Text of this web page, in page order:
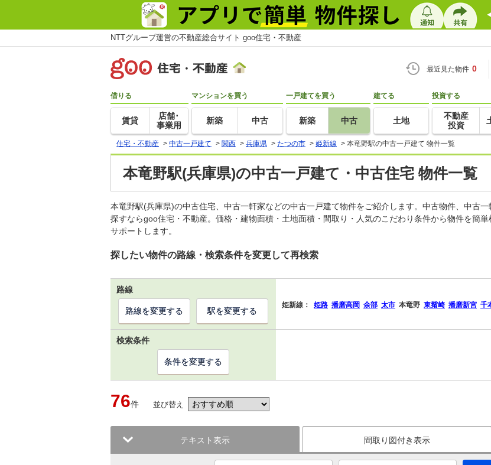
NTTグループ運営の不動産総合サイト goo住宅・不動産
最近見た物件 0
借りる
賃貸
店舗･
事業用
マンションを買う
新築 中古
一戸建てを買う
新築 中古
建てる
土地
投資する
不動産
投資
住宅・不動産 > 中古一戸建て > 関西 > 兵庫県 > たつの市 > 姫新線 > 本竜野駅の中古一戸建て 物件一覧
本竜野駅(兵庫県)の中古一戸建て・中古住宅 物件一覧
本竜野駅(兵庫県)の中古住宅、中古一軒家などの中古一戸建て物件をご紹介します。中古物件、中古
探すならgoo住宅・不動産。価格・建物面積・土地面積・間取り・人気のこだわり条件から物件を簡
サポートします。
探したい物件の路線・検索条件を変更して再検索
路線
姫新線： 姫路 播磨高岡 余部 太市 本竜野 東觜崎 播磨新宮 千
路線を変更する 駅を変更する
検索条件
条件を変更する
76件 並び替え
テキスト表示 間取り図付き表示